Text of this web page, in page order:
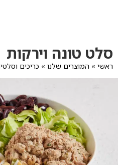
לתפריט
הקטגוריות
לפרטי
המוצר
סלט טונה וירקות
ראשי » המוצרים שלנו » כריכים